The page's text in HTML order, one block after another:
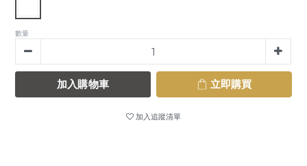
數量
加入購物車 立即購買
加入追蹤清單